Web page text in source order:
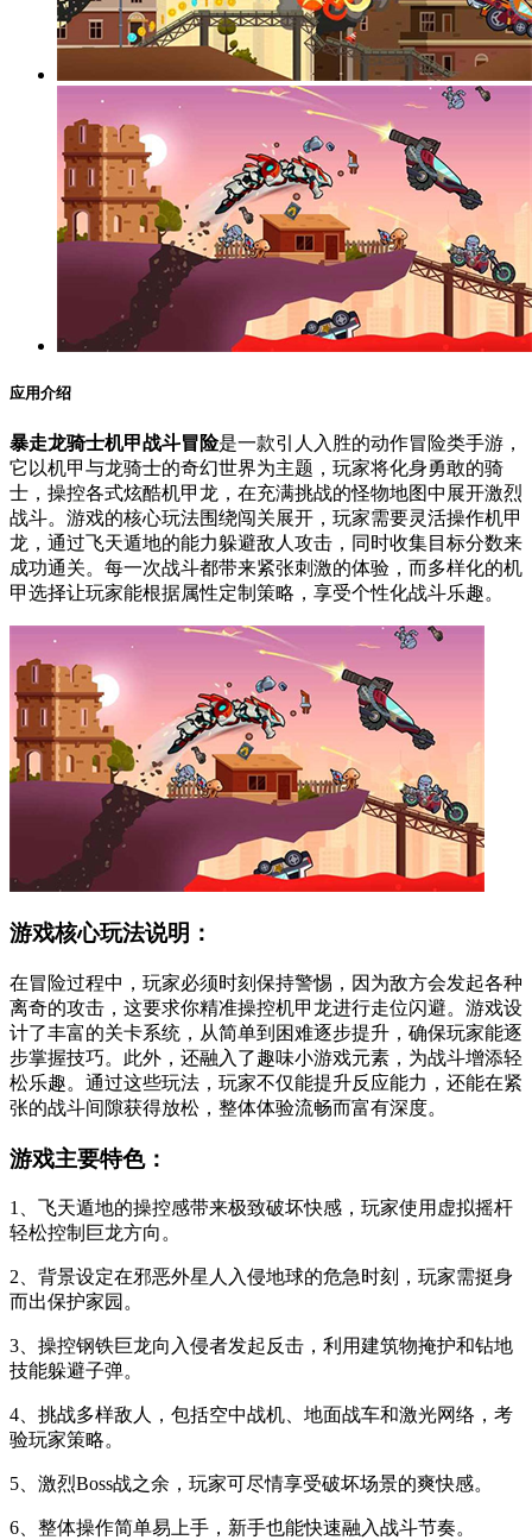
应用介绍
暴走龙骑士机甲战斗冒险是一款引人入胜的动作冒险类手游，
它以机甲与龙骑士的奇幻世界为主题，玩家将化身勇敢的骑
士，操控各式炫酷机甲龙，在充满挑战的怪物地图中展开激烈
战斗。游戏的核心玩法围绕闯关展开，玩家需要灵活操作机甲
龙，通过飞天遁地的能力躲避敌人攻击，同时收集目标分数来
成功通关。每一次战斗都带来紧张刺激的体验，而多样化的机
甲选择让玩家能根据属性定制策略，享受个性化战斗乐趣。
游戏核心玩法说明：
在冒险过程中，玩家必须时刻保持警惕，因为敌方会发起各种
离奇的攻击，这要求你精准操控机甲龙进行走位闪避。游戏设
计了丰富的关卡系统，从简单到困难逐步提升，确保玩家能逐
步掌握技巧。此外，还融入了趣味小游戏元素，为战斗增添轻
松乐趣。通过这些玩法，玩家不仅能提升反应能力，还能在紧
张的战斗间隙获得放松，整体体验流畅而富有深度。
游戏主要特色：
1、飞天遁地的操控感带来极致破坏快感，玩家使用虚拟摇杆
轻松控制巨龙方向。
2、背景设定在邪恶外星人入侵地球的危急时刻，玩家需挺身
而出保护家园。
3、操控钢铁巨龙向入侵者发起反击，利用建筑物掩护和钻地
技能躲避子弹。
4、挑战多样敌人，包括空中战机、地面战车和激光网络，考
验玩家策略。
5、激烈Boss战之余，玩家可尽情享受破坏场景的爽快感。
6、整体操作简单易上手，新手也能快速融入战斗节奏。